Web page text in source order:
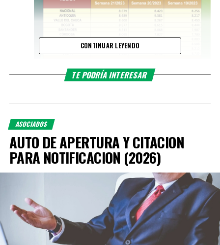
CONTINUAR LEYENDO
TE PODRÍA INTERESAR
ASOCIADOS
AUTO DE APERTURA Y CITACION
PARA NOTIFICACION (2026)